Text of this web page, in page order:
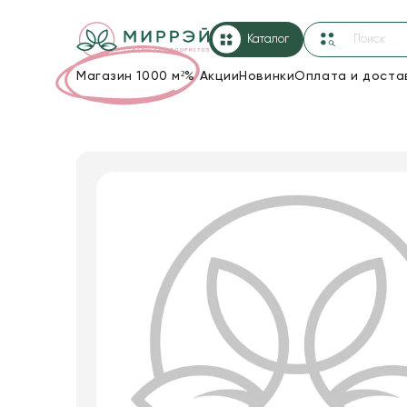
Каталог
Магазин 1000 м²%Акции НовинкиОплата и
Декор для дома
Пакеты для цветов и подарков